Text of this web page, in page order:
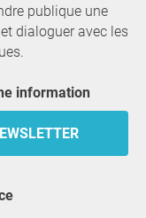
publique une
dialoguer avec les
information